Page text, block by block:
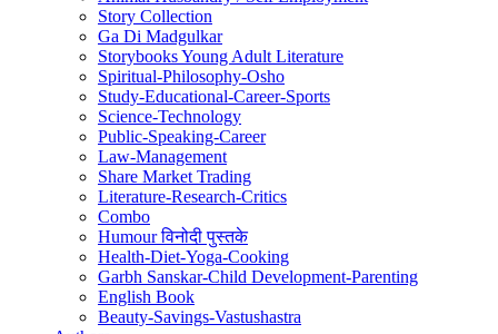
Story Collection
Ga Di Madgulkar
Storybooks Young Adult Literature
Spiritual-Philosophy-Osho
Study-Educational-Career-Sports
Science-Technology
Public-Speaking-Career
Law-Management
Share Market Trading
Literature-Research-Critics
Combo
Humour विनोदी पुस्तके
Health-Diet-Yoga-Cooking
Garbh Sanskar-Child Development-Parenting
English Book
Beauty-Savings-Vastushastra